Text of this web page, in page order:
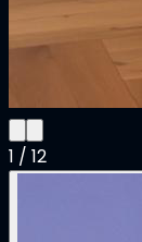
1 / 12